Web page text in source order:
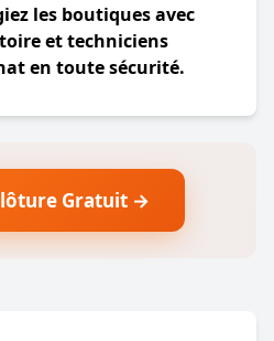
les boutiques avec
et techniciens
en toute sécurité.
Gratuit →